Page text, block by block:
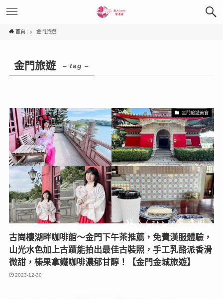
首頁 金門旅遊
金門旅遊 – tag –
金門旅遊美食
古崗樓湖畔咖啡館〜金門下午茶推薦，免費漢服體驗，
山光水色加上古蹟能拍出最佳古裝照，手工乳酪派香滑
微甜，榛果拿鐵咖啡濃郁甘醇！【金門金城旅遊】
2023-12-30